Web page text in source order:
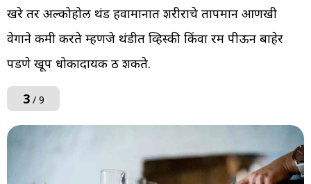
खरे तर अल्कोहोल थंड हवामानात शरीराचे तापमान आणखी
वेगाने कमी करते म्हणजे थंडीत व्हिस्की किंवा रम पीऊन बाहेर
पडणे खूप धोकादायक ठरू शकते.
3/ 9